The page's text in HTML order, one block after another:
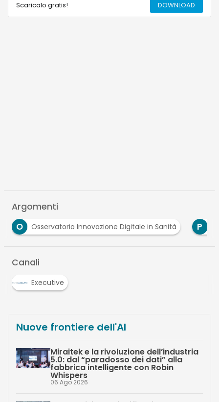
Scaricalo gratis! DOWNLOAD
Argomenti
P Politecnico R regioni S
sanità
Canali
Executive
Nuove frontiere dell'AI
Miraitek e la rivoluzione dell’industria
5.0: dal “paradosso dei dati” alla
fabbrica intelligente con Robin
Whispers
06 Ago 2026